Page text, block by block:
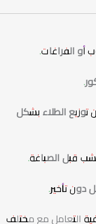
أو الفراغات.
.
الطلاء بشكل
قبل الصباغة.
دون تأخير.
التعامل مع مختلف